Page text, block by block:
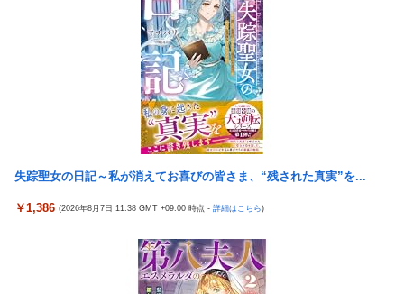
【懐古】5号機の時って面白いA+ARTがたくさんあって楽しかっ
【朗報】「eF機動戦士ガンダムSEEDクライマックス」導入記
念、このホール打ちたいキャンペーンが始まる。当たりやすい状
況らしいのでチャンスか！？
Google、Geminiが大赤字、「史上初のマイナスキャッシュフロ
ー」に陥る
日本をダメにした総理大臣、ワースト１位が同点でこの人ｗｗｗ
【悲報】ロシア、じわじわと逝き始める
海外「日本の住宅街にこんなレ●プ魔が潜んでるとかマジかよ…
さすがHENTAIの国…」
【動画】ロシア軍のドローンをネット発射装置で撃墜するウクラ
韓国人「熊本地震で見る日本の土木技術の完全勝利をご覧くださ
当に作る感じがしない・・・」「あれがまさに経験値である」
首相官邸、高市首相の熊本訪問の感動BGM付きムービーを投稿
倉持由香、息子の「自閉スペクトラム症」診断にショックで涙
見逃していた乳幼児期のサインとは
失踪聖女の日記～私が消えてお喜びの皆さま、“残された真実”を...
￥1,386 (2026年8月7日 11:38 GMT +09:00 時点 - 詳細はこちら)